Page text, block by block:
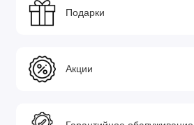
Подарки
Акции